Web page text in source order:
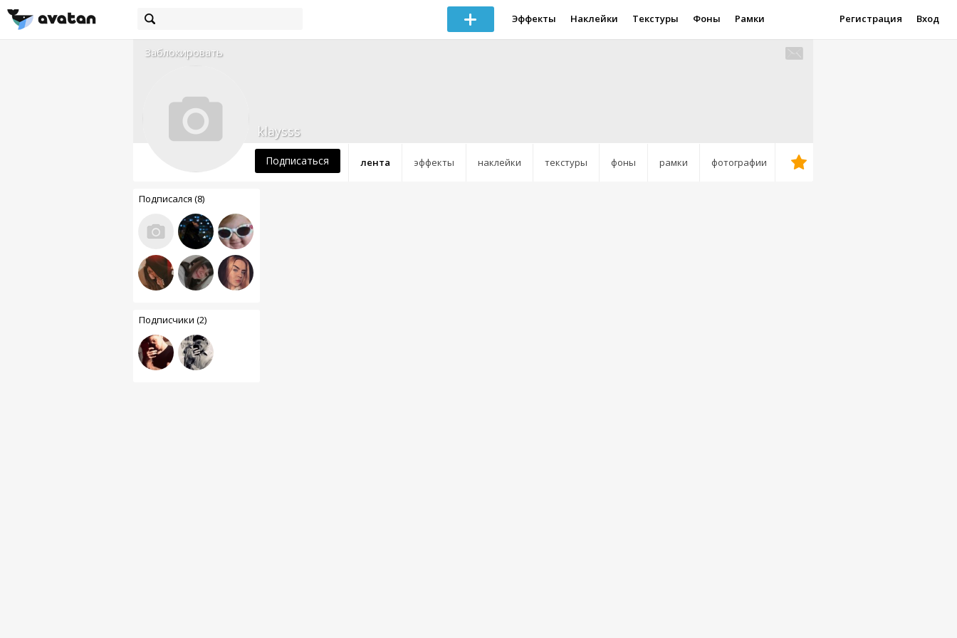
Эффекты Наклейки Текстуры Фоны Рамки Регистрация Вход
Заблокировать
лента эффекты наклейки текстуры фоны рамки фотографии
klaysss
Подписаться
Подписался (8)
Подписчики (2)